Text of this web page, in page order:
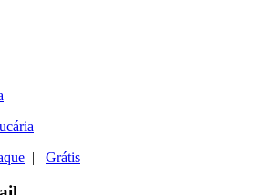
| Grátis